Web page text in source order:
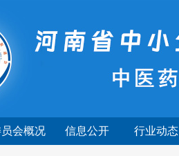
会概况 信息公开 行业动态